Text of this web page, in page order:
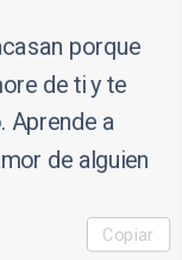
porque
de ti y te
Aprende a
de alguien
Copiar